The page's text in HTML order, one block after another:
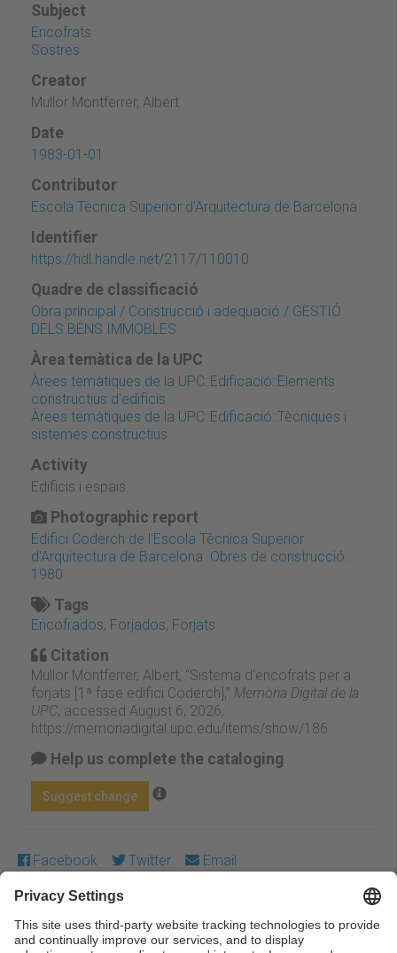
Subject
Encofrats
Sostres
Creator
Mullor Montferrer, Albert
Date
1983-01-01
Contributor
Escola Tècnica Superior d'Arquitectura de Barcelona
Identifier
https://hdl.handle.net/2117/110010
Quadre de classificació
Obra principal / Construcció i adequació / GESTIÓ
DELS BÉNS IMMOBLES
Àrea temàtica de la UPC
Àrees temàtiques de la UPC::Edificació::Elements
constructius d'edificis
Àrees temàtiques de la UPC::Edificació::Tècniques i
sistemes constructius
Activity
Edificis i espais
Photographic report
Edifici Coderch de l'Escola Tècnica Superior
d'Arquitectura de Barcelona. Obres de construcció.
1980
Tags
Encofrados, Forjados, Forjats
Citation
Mullor Montferrer, Albert, “Sistema d'encofrats per a
forjats [1ª fase edifici Coderch],” Memòria Digital de la
UPC, accessed August 6, 2026,
https://memoriadigital.upc.edu/items/show/186
Help us complete the cataloging
Suggest change
Facebook Twitter Email
Except where otherwise noted, content on this work is